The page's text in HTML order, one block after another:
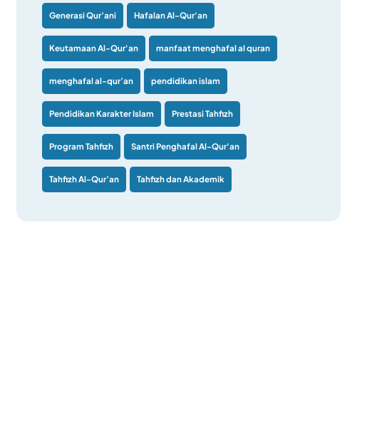
Generasi Qur’ani Hafalan Al-Qur'an
Keutamaan Al-Qur'an manfaat menghafal al quran
menghafal al-qur’an pendidikan islam
Pendidikan Karakter Islam Prestasi Tahfizh
Program Tahfizh Santri Penghafal Al-Qur'an
Tahfizh Al-Qur’an Tahfizh dan Akademik